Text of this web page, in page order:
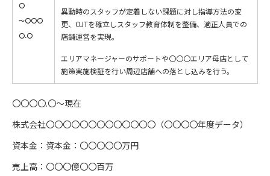
〇
～〇〇〇
〇.〇
異動時のスタッフが定着しない課題に対し指導方法の変
更、OJTを確立しスタッフ教育体制を整備、適正人員での
店舗運営を実現。
エリアマネージャーのサポートや〇〇〇エリア母店として
施策実施検証を行い周辺店舗への落とし込みを行う。
〇〇〇〇.〇～現在
株式会社〇〇〇〇〇〇〇〇〇〇〇〇〇（〇〇〇〇年度データ）
資本金：資本金：〇〇〇〇〇万円
売上高：〇〇〇億〇〇百万